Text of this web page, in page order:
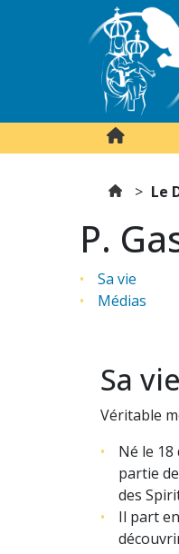
Le
P.
Sa vie
Médias
Sa vie
Véritable
Né le 18
partie
des
Il part